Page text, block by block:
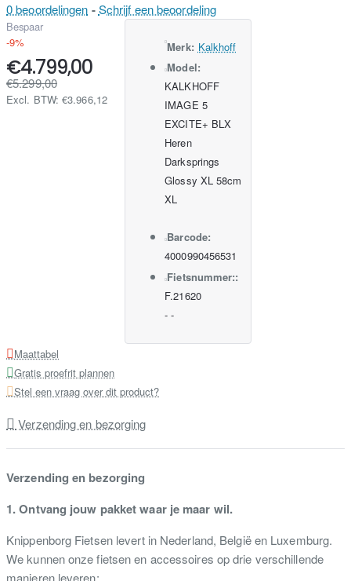
0 beoordelingen - Schrijf een beoordeling
Bespaar
-9%
€4.799,00
€5.299,00
Excl. BTW: €3.966,12
Merk: Kalkhoff
Model:
KALKHOFF
IMAGE 5
EXCITE+ BLX
Heren
Darksprings
Glossy XL 58cm
XL
Barcode:
4000990456531
Fietsnummer::
F.21620
- -
Maattabel
Gratis proefrit plannen
Stel een vraag over dit product?
Verzending en bezorging
Verzending en bezorging
1. Ontvang jouw pakket waar je maar wil.
Knippenborg Fietsen levert in Nederland, België en Luxemburg.
We kunnen onze fietsen en accessoires op drie verschillende
manieren leveren: